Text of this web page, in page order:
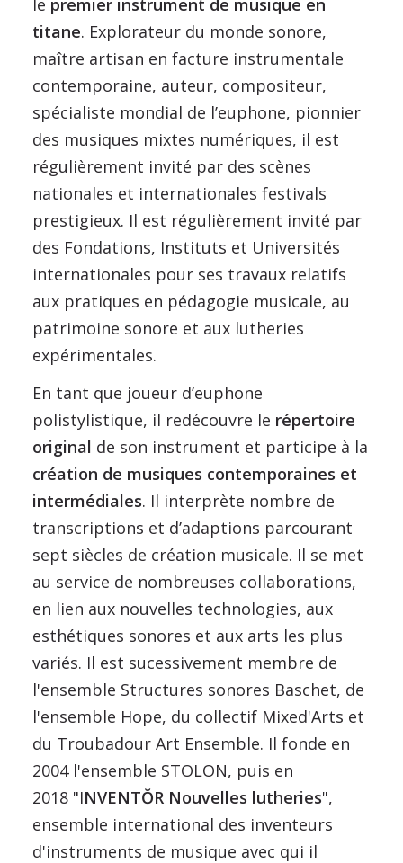
titane. Explorateur du monde sonore,
maître artisan en facture instrumentale
contemporaine, auteur, compositeur,
spécialiste mondial de l’euphone, pionnier
des musiques mixtes numériques, il est
régulièrement invité par des scènes
nationales et internationales festivals
prestigieux. Il est régulièrement invité par
des Fondations, Instituts et Universités
internationales pour ses travaux relatifs
aux pratiques en pédagogie musicale, au
patrimoine sonore et aux lutheries
expérimentales.
En tant que joueur d’euphone
polistylistique, il redécouvre le répertoire
original de son instrument et participe à la
création de musiques contemporaines et
intermédiales. Il interprète nombre de
transcriptions et d’adaptions parcourant
sept siècles de création musicale. Il se met
au service de nombreuses collaborations,
en lien aux nouvelles technologies, aux
esthétiques sonores et aux arts les plus
variés. Il est sucessivement membre de
l'ensemble Structures sonores Baschet, de
l'ensemble Hope, du collectif Mixed'Arts et
du Troubadour Art Ensemble. Il fonde en
2004 l'ensemble STOLON, puis en
2018 "INVENTŎR Nouvelles lutheries",
ensemble international des inventeurs
d'instruments de musique avec qui il